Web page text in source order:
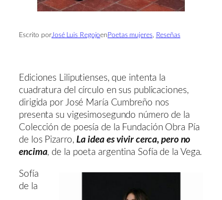
Escrito porJosé Luis Regojoen Poetas mujeres, Reseñas
Ediciones Liliputienses, que intenta la
cuadratura del círculo en sus publicaciones,
dirigida por José María Cumbreño nos
presenta su vigesimosegundo número de la
Colección de poesía de la Fundación Obra Pía
de los Pizarro,La idea es vivir cerca, pero no
encima, de la poeta argentina Sofía de la Vega.
Sofía
de la